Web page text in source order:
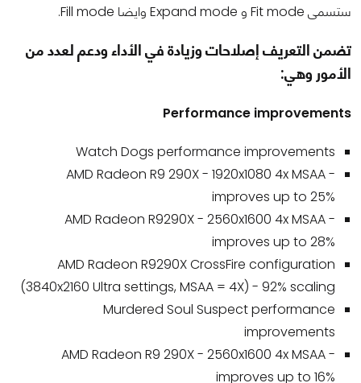
ستسمى Fit mode و Expand mode وايضا Fill mode.
تضمن التعريف إصلاحات وزيادة في الأداء ودعم لعدد من
الأمور وهي:
Performance improvements
Watch Dogs performance improvements
AMD Radeon R9 290X - 1920x1080 4x MSAA -
improves up to 25%
AMD Radeon R9290X - 2560x1600 4x MSAA -
improves up to 28%
AMD Radeon R9290X CrossFire configuration
(3840x2160 Ultra settings, MSAA = 4X) - 92% scaling
Murdered Soul Suspect performance
improvements
AMD Radeon R9 290X - 2560x1600 4x MSAA -
improves up to 16%